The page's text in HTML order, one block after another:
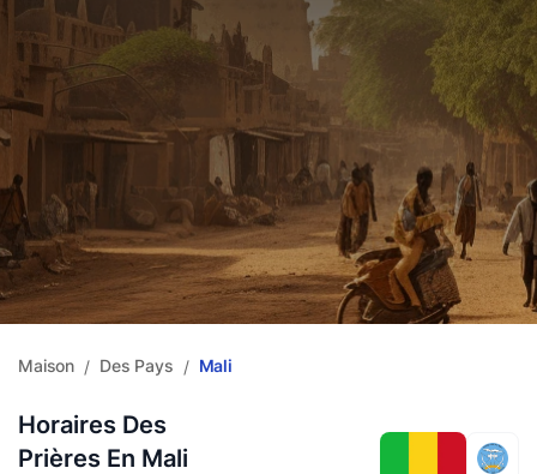
Maison / Des Pays / Mali
Horaires Des
Prières En Mali